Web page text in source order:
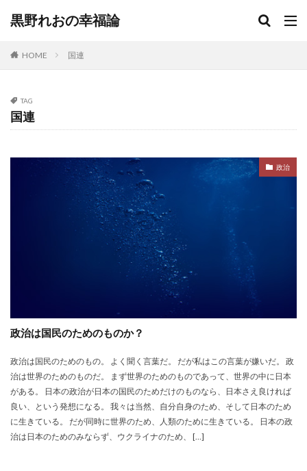
黒野れおの幸福論
HOME 国連
TAG
国連
政治
政治は国民のためのものか？
政治は国民のためのもの。 よく聞く言葉だ。 だが私はこの言葉が嫌いだ。 政
治は世界のためのものだ。 まず世界のためのものであって、世界の中に日本
がある。 日本の政治が日本の国民のためだけのものなら、日本さえ良ければ
良い、という発想になる。 我々は当然、自分自身のため、そして日本のため
に生きている。 だが同時に世界のため、人類のために生きている。 日本の政
治は日本のためのみならず、ウクライナのため、 […]